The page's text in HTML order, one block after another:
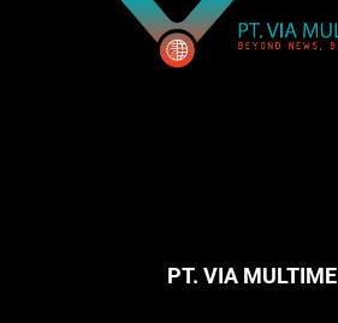
PT. VIA